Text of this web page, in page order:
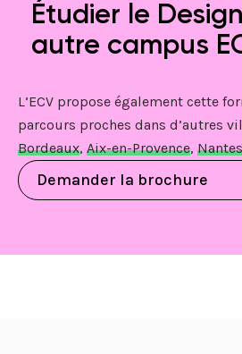
Étudier le
autre campus
L’ECV propose également cette
parcours proches dans d’autres
Bordeaux, Aix-en-Provence, Nantes
Demander la brochure